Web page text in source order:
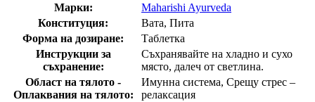
Марки:
Maharishi Ayurveda
Конституция:
Вата, Пита
Форма на дозиране:
Таблетка
Инструкции за
съхранение:
Съхранявайте на хладно и сухо
място, далеч от светлина.
Област на тялото -
Оплаквания на тялото:
Имунна система, Срещу стрес –
релаксация